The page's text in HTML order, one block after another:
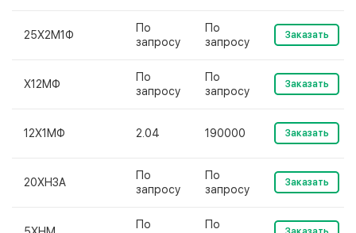
25Х2М1Ф
По
запросу
По
запросу
Заказать
Х12МФ
По
запросу
По
запросу
Заказать
12Х1МФ 2.04 190000 Заказать
20ХН3А
По
запросу
По
запросу
Заказать
По
По